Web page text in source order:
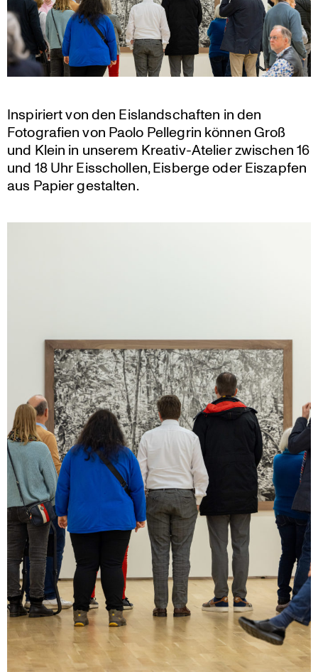
Inspi­riert von den Eisland­schaften in den
Fotogra­fien von Paolo Pellegrin können Groß
und Klein in unserem Kreativ-Atelier zwischen 16
und 18 Uhr Eisschollen, Eisberge oder Eiszapfen
aus Papier gestalten.